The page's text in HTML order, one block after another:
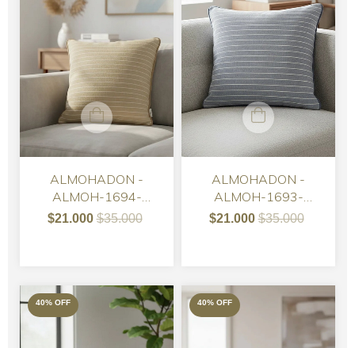
ALMOHADON -
ALMOH-1694-
ALMOHADON TUSOR
$21.000$35.000
ALMOHADON -
ALMOH-1693-
ALMOHADON TUSOR
$21.000$35.000
40% OFF 40% OFF